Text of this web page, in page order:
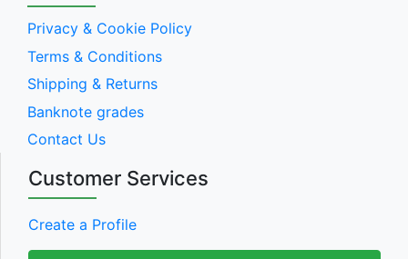
Privacy & Cookie Policy
Terms & Conditions
Shipping & Returns
Banknote grades
Contact Us
Customer Services
Create a Profile